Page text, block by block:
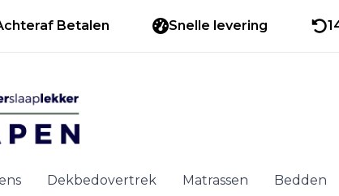
Betalen Snelle levering
Dekbedovertrek Matrassen Bedden